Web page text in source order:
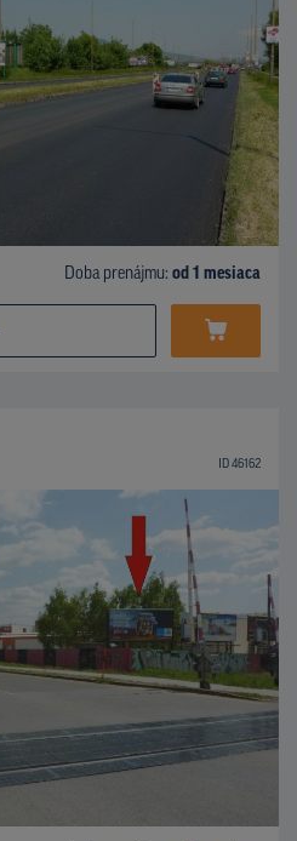
Doba prenájmu: od 1 mesiaca
ID 46162